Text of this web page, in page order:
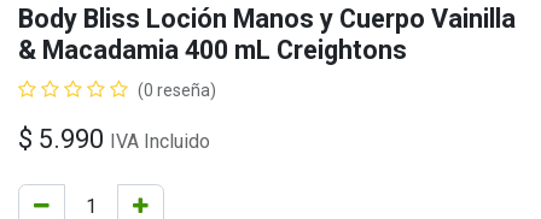
Body Bliss Loción Manos y Cuerpo Vainilla
& Macadamia 400 mL Creightons
(0 reseña)
$ 5.990 IVA Incluido